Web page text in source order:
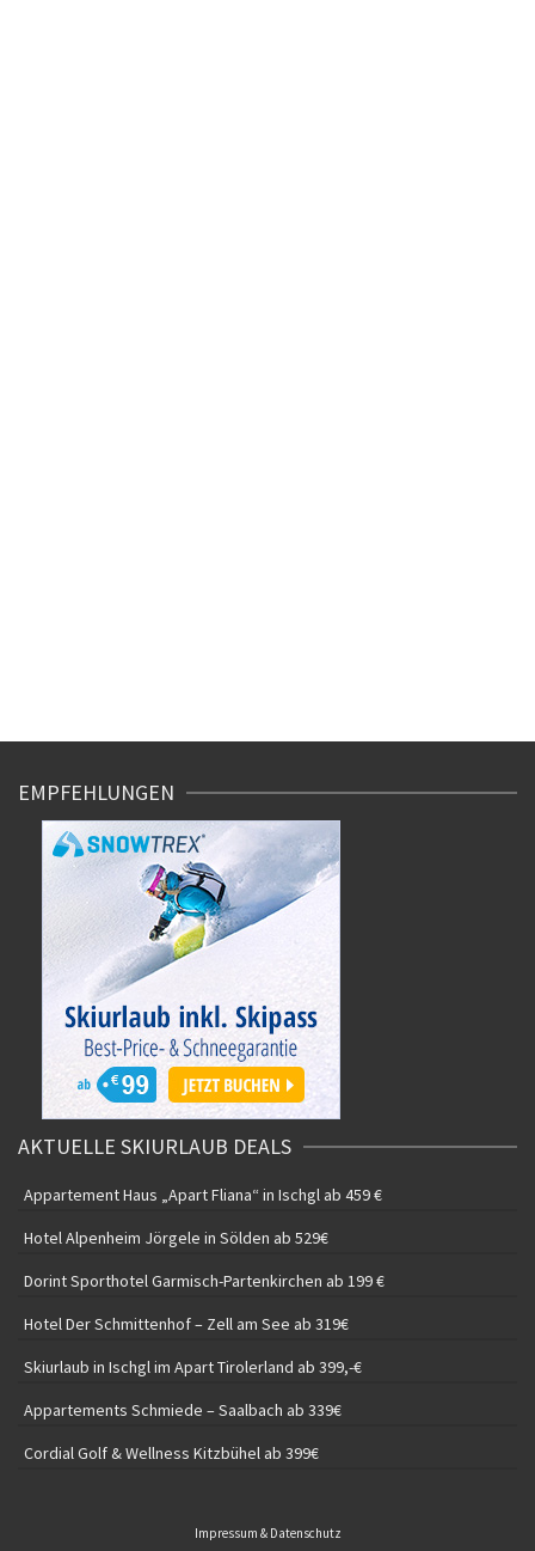
EMPFEHLUNGEN
AKTUELLE SKIURLAUB DEALS
Appartement Haus „Apart Fliana“ in Ischgl ab 459 €
Hotel Alpenheim Jörgele in Sölden ab 529€
Dorint Sporthotel Garmisch-Partenkirchen ab 199 €
Hotel Der Schmittenhof – Zell am See ab 319€
Skiurlaub in Ischgl im Apart Tirolerland ab 399,-€
Appartements Schmiede – Saalbach ab 339€
Cordial Golf & Wellness Kitzbühel ab 399€
Impressum & Datenschutz